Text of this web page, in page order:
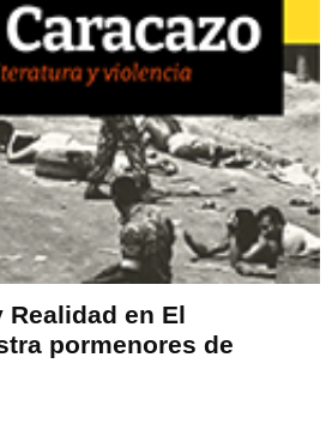
en El
pormenores de